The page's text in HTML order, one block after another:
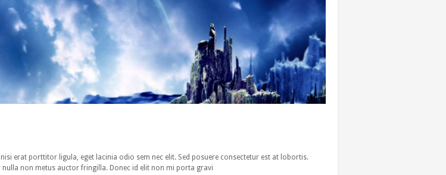
erat porttitor ligula, eget lacinia odio sem nec elit. Sed posuere consectetur est at lobortis.
non metus auctor fringilla. Donec id elit non mi porta gravi